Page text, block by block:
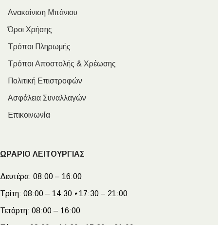
Ανακαίνιση Μπάνιου
Όροι Χρήσης
Τρόποι Πληρωμής
Τρόποι Αποστολής & Χρέωσης
Πολιτική Επιστροφών
Ασφάλεια Συναλλαγών
Επικοινωνία
ΩΡΑΡΙΟ ΛΕΙΤΟΥΡΓΙΑΣ
Δευτέρα: 08:00 – 16:00
Τρίτη: 08:00 – 14:30 •17:30 – 21:00
Τετάρτη: 08:00 – 16:00